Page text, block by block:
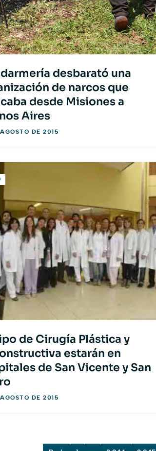
desbarató una
de narcos que
desde Misiones a
Aires
DE 2015
de Cirugía Plástica y
estarán en
de San Vicente y San
DE 2015